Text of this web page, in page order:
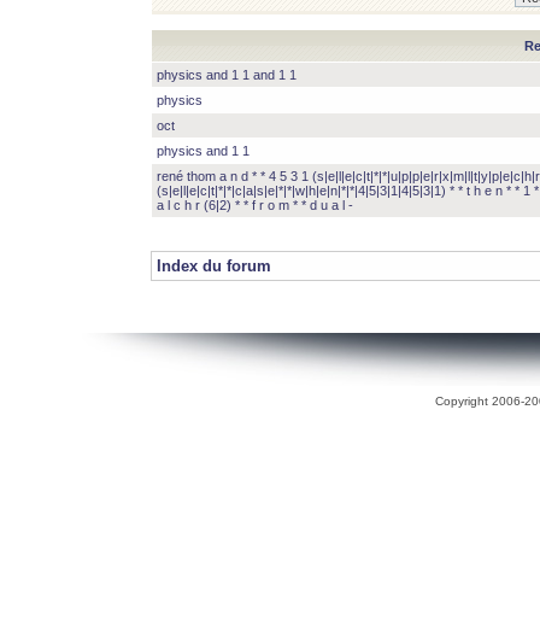
physics and 1 1 and 1 1
physics
oct
physics and 1 1
rené thom a n d * * 4 5 3 1
(s|e|l|e|c|t|*|*|c|a|s|e|*|*|w|h|e|n|*|*|4|5|3|1|4|5|3|1) * * t h e n * * 1
a l c h r (6|2) * * f r o m * * d u a l -
Index du forum
Copyright 2006-